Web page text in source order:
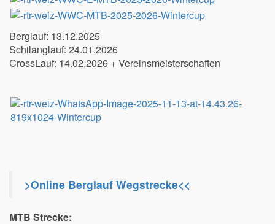
Berglauf: 13.12.2025
Schilanglauf: 24.01.2026
CrossLauf: 14.02.2026 + Vereinsmeisterschaften
>Online Berglauf Wegstrecke<<
MTB Strecke: